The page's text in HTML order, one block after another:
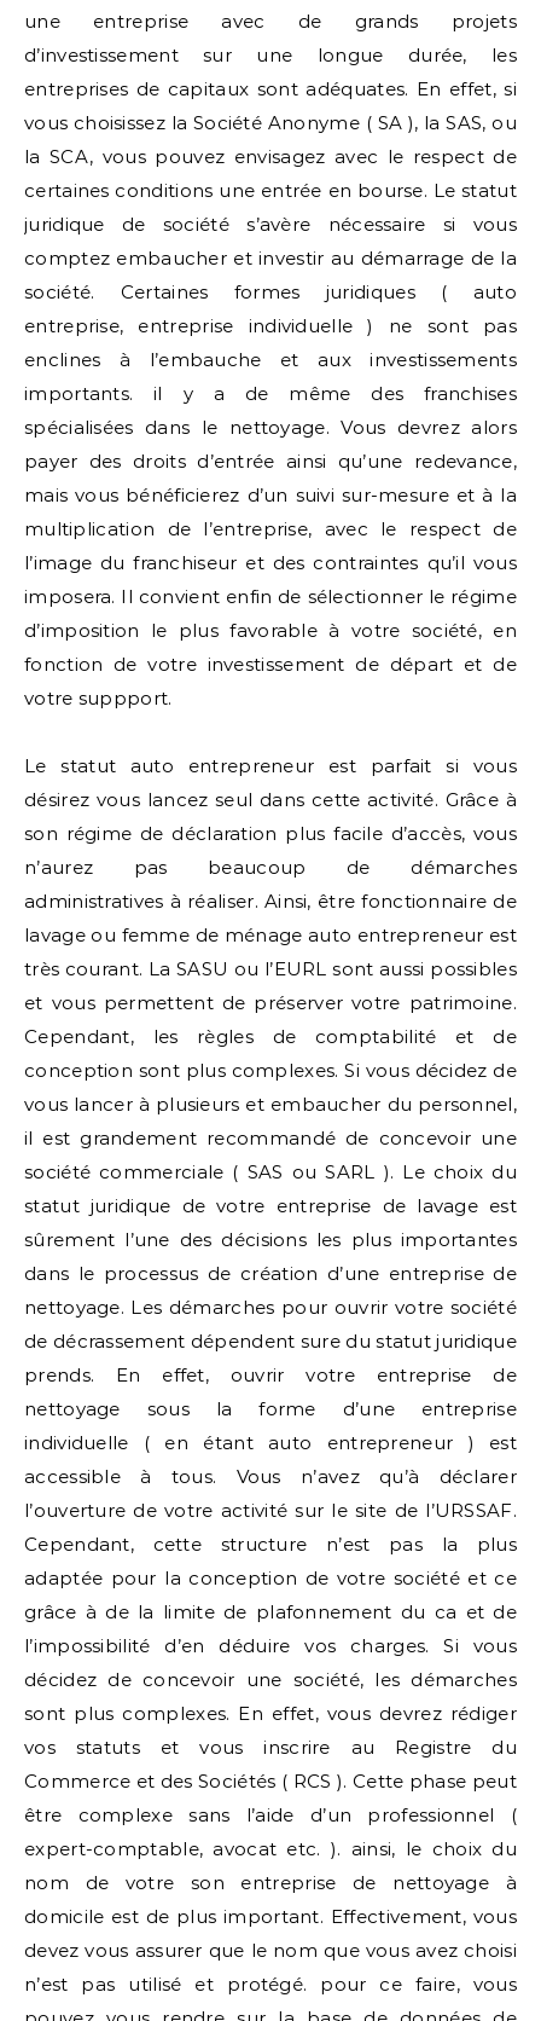
une entreprise avec de grands projets
d’investissement sur une longue durée, les
entreprises de capitaux sont adéquates. En effet, si
vous choisissez la Société Anonyme ( SA ), la SAS, ou
la SCA, vous pouvez envisagez avec le respect de
certaines conditions une entrée en bourse. Le statut
juridique de société s’avère nécessaire si vous
comptez embaucher et investir au démarrage de la
société. Certaines formes juridiques ( auto
entreprise, entreprise individuelle ) ne sont pas
enclines à l’embauche et aux investissements
importants. il y a de même des franchises
spécialisées dans le nettoyage. Vous devrez alors
payer des droits d’entrée ainsi qu’une redevance,
mais vous bénéficierez d’un suivi sur-mesure et à la
multiplication de l’entreprise, avec le respect de
l’image du franchiseur et des contraintes qu’il vous
imposera. Il convient enfin de sélectionner le régime
d’imposition le plus favorable à votre société, en
fonction de votre investissement de départ et de
votre suppport.
Le statut auto entrepreneur est parfait si vous
désirez vous lancez seul dans cette activité. Grâce à
son régime de déclaration plus facile d’accès, vous
n’aurez pas beaucoup de démarches
administratives à réaliser. Ainsi, être fonctionnaire de
lavage ou femme de ménage auto entrepreneur est
très courant. La SASU ou l’EURL sont aussi possibles
et vous permettent de préserver votre patrimoine.
Cependant, les règles de comptabilité et de
conception sont plus complexes. Si vous décidez de
vous lancer à plusieurs et embaucher du personnel,
il est grandement recommandé de concevoir une
société commerciale ( SAS ou SARL ). Le choix du
statut juridique de votre entreprise de lavage est
sûrement l’une des décisions les plus importantes
dans le processus de création d’une entreprise de
nettoyage. Les démarches pour ouvrir votre société
de décrassement dépendent sure du statut juridique
prends. En effet, ouvrir votre entreprise de
nettoyage sous la forme d’une entreprise
individuelle ( en étant auto entrepreneur ) est
accessible à tous. Vous n’avez qu’à déclarer
l’ouverture de votre activité sur le site de l’URSSAF.
Cependant, cette structure n’est pas la plus
adaptée pour la conception de votre société et ce
grâce à de la limite de plafonnement du ca et de
l’impossibilité d’en déduire vos charges. Si vous
décidez de concevoir une société, les démarches
sont plus complexes. En effet, vous devrez rédiger
vos statuts et vous inscrire au Registre du
Commerce et des Sociétés ( RCS ). Cette phase peut
être complexe sans l’aide d’un professionnel (
expert-comptable, avocat etc. ). ainsi, le choix du
nom de votre son entreprise de nettoyage à
domicile est de plus important. Effectivement, vous
devez vous assurer que le nom que vous avez choisi
n’est pas utilisé et protégé. pour ce faire, vous